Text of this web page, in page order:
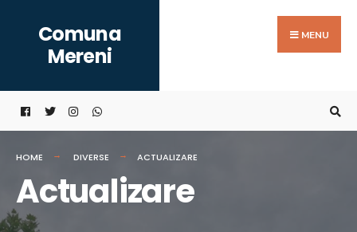
content
Comuna
Mereni
MENU
HOME DIVERSE ACTUALIZARE
Actualizare
for: